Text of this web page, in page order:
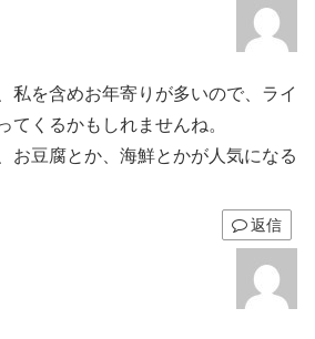
私を含めお年寄りが多いので、ライ
てくるかもしれませんね。
お豆腐とか、海鮮とかが人気になる
返信